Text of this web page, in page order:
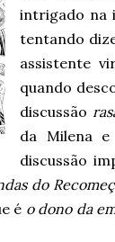
intrigado na
tentando
assistente
quando
discussão
da Milena
discussão
do
é o dono da